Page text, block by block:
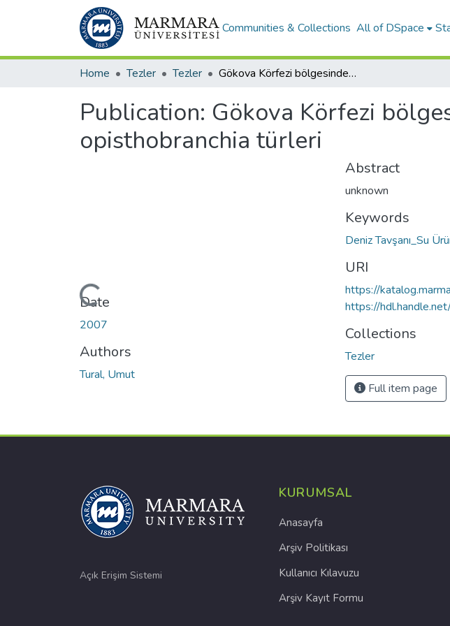
Communities & Collections All of DSpace
Home Tezler Tezler Gökova Körfezi bölgesinde dağılım gösteren opisthobranchia türleri
Publication: Gökova Körfezi
opisthobranchia türleri
Loading...
Date
2007
Authors
Tural, Umut
Abstract
unknown
Keywords
Deniz Tavşanı_Su
URI
https://
https://
Collections
Tezler
Full item page
Açık Erişim Sistemi
KURUMSAL
Anasayfa
Arşiv Politikası
Kullanıcı Kılavuzu
Arşiv Kayıt Formu